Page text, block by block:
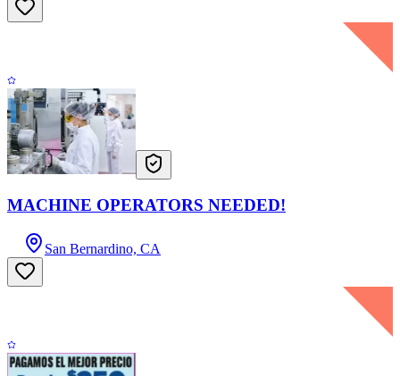
MACHINE OPERATORS NEEDED!
San Bernardino, CA